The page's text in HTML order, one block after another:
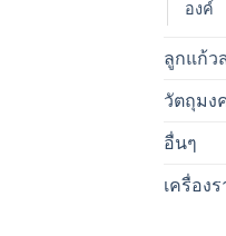
องค์
ลูกแก้ว
วัตถุมง
อื่นๆ
เครื่องร